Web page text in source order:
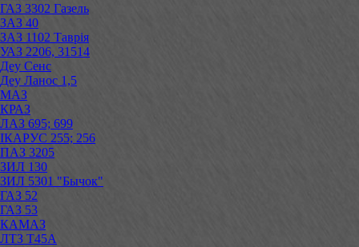
ГАЗ 3302 Газель
ЗАЗ 40
ЗАЗ 1102 Таврія
УАЗ 2206, 31514
Деу Сенс
Деу Ланос 1,5
МАЗ
КРАЗ
ЛАЗ 695; 699
ІКАРУС 255; 256
ПАЗ 3205
ЗИЛ 130
ЗИЛ 5301 "Бычок"
ГАЗ 52
ГАЗ 53
КАМАЗ
ЛТЗ Т45А